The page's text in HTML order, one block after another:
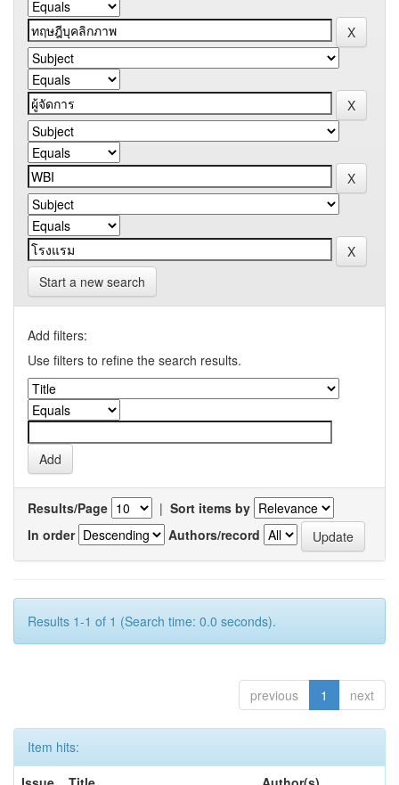
Start a new search
Add filters:
Use filters to refine the search results.
Results/Page | Sort items by
In order
Authors/record
Results 1-1 of 1 (Search time: 0.0 seconds).
previous 1 next
Item hits: